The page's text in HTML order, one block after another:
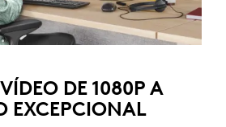
DE 1080P A
EXCEPCIONAL